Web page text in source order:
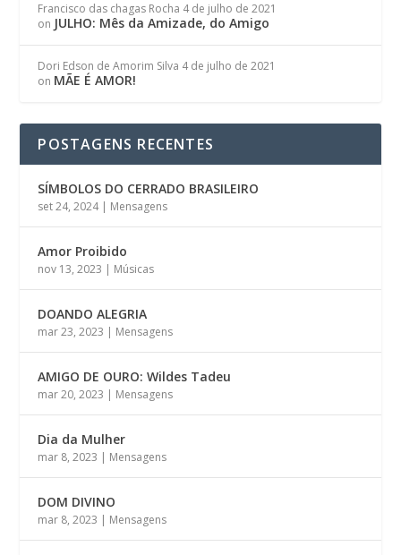
Francisco das chagas Rocha 4 de julho de 2021
on JULHO: Mês da Amizade, do Amigo
Dori Edson de Amorim Silva 4 de julho de 2021
on MÃE É AMOR!
POSTAGENS RECENTES
SÍMBOLOS DO CERRADO BRASILEIRO
set 24, 2024| Mensagens
Amor Proibido
nov 13, 2023 | Músicas
DOANDO ALEGRIA
mar 23, 2023 | Mensagens
AMIGO DE OURO: Wildes Tadeu
mar 20, 2023 | Mensagens
Dia da Mulher
mar 8, 2023 | Mensagens
DOM DIVINO
mar 8, 2023 | Mensagens